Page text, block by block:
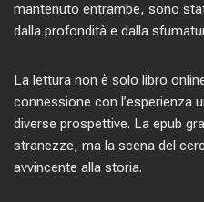
mantenuto entrambe, sono
dalla profondità e dalla
La lettura non è solo libro
connessione con l’esperienza
diverse prospettive. La epub
stranezze, ma la scena del
avvincente alla storia.